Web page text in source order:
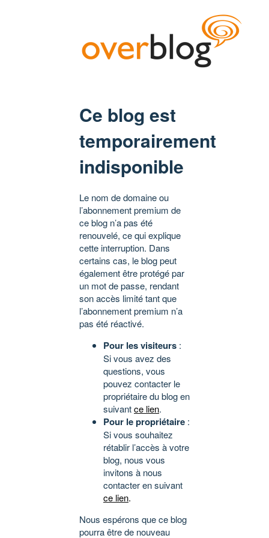
Ce blog est
temporairement
indisponible
Le nom de domaine ou
l’abonnement premium de
ce blog n’a pas été
renouvelé, ce qui explique
cette interruption. Dans
certains cas, le blog peut
également être protégé par
un mot de passe, rendant
son accès limité tant que
l’abonnement premium n’a
pas été réactivé.
Pour les visiteurs :
Si vous avez des
questions, vous
pouvez contacter le
propriétaire du blog en
suivantce lien.
Pour le propriétaire :
Si vous souhaitez
rétablir l’accès à votre
blog, nous vous
invitons à nous
contacter en suivant
ce lien.
Nous espérons que ce blog
pourra être de nouveau